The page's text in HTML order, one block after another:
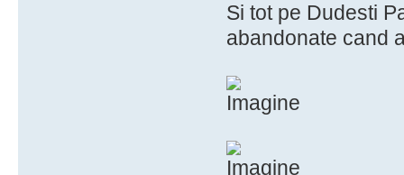
Si tot pe Dudesti
abandonate cand